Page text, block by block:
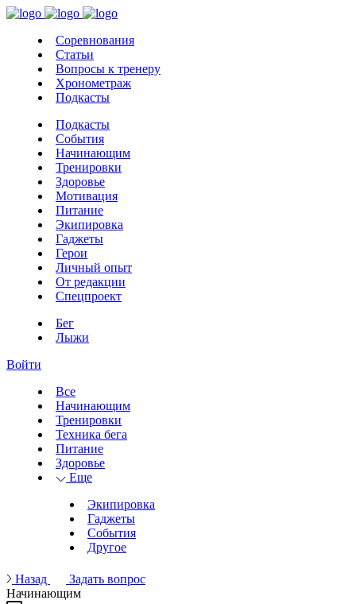
Соревнования
Статьи
Вопросы к тренеру
Хронометраж
Подкасты
Подкасты
События
Начинающим
Тренировки
Здоровье
Мотивация
Питание
Экипировка
Гаджеты
Герои
Личный опыт
От редакции
Спецпроект
Бег
Лыжи
Войти
Все
Начинающим
Тренировки
Техника бега
Питание
Здоровье
Еще
Экипировка
Гаджеты
События
Другое
Назад
Задать вопрос
Начинающим